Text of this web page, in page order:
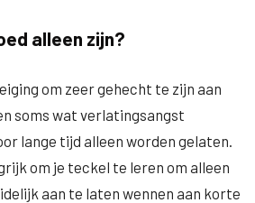
alleen zijn?
om zeer gehecht te zijn aan
soms wat verlatingsangst
lange tijd alleen worden gelaten.
om je teckel te leren om alleen
aan te laten wennen aan korte